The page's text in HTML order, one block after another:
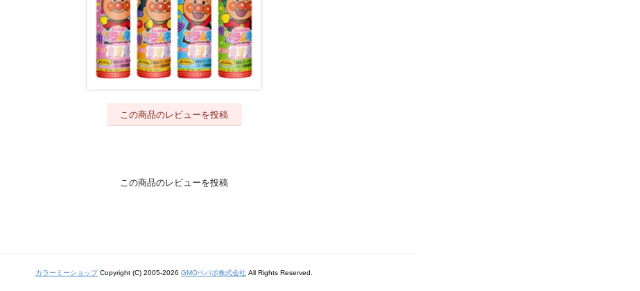
この商品のレビューを投稿
この商品のレビューを投稿
カラーミーショップCopyright (C) 2005-2026 GMOペパボ株式会社 All Rights Reserved.